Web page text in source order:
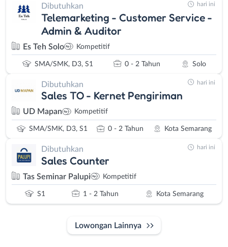
Dibutuhkan
Telemarketing - Customer Service -
Admin & Auditor
Es Teh Solo Kompetitif
SMA/SMK, D3, S1 0 - 2 Tahun Solo
hari ini
Dibutuhkan
Sales TO - Kernet Pengiriman
UD Mapan Kompetitif
SMA/SMK, D3, S1 0 - 2 Tahun Kota Semarang
hari ini
Dibutuhkan
Sales Counter
Tas Seminar Palupi Kompetitif
S1 1 - 2 Tahun Kota Semarang
hari ini
Lowongan Lainnya